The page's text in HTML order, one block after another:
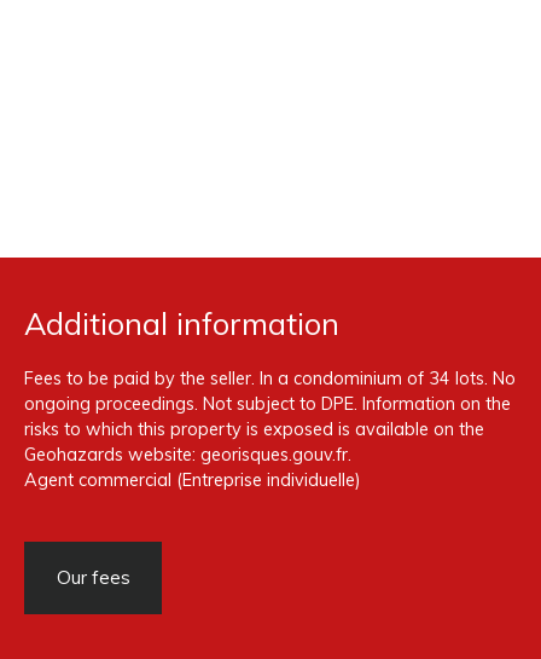
Additional information
Fees to be paid by the seller. In a condominium of 34 lots. No
ongoing proceedings. Not subject to DPE. Information on the
risks to which this property is exposed is available on the
Geohazards website: georisques.gouv.fr.
Agent commercial (Entreprise individuelle)
Our fees